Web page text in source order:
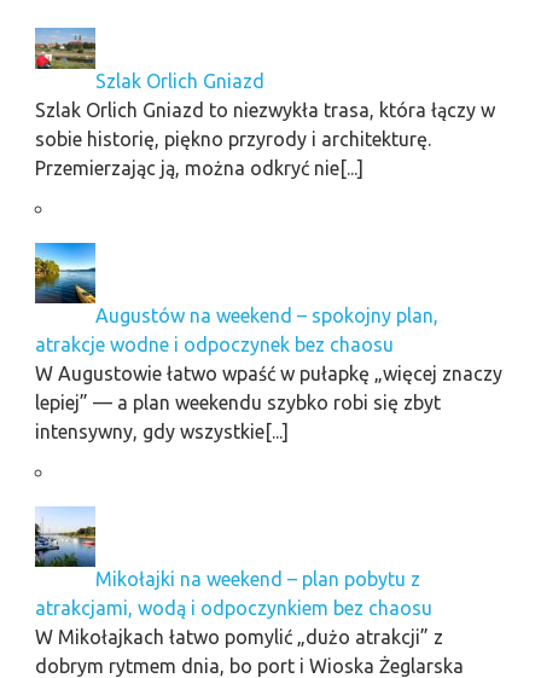
Szlak Orlich Gniazd
Szlak Orlich Gniazd to niezwykła trasa, która łączy w
sobie historię, piękno przyrody i architekturę.
Przemierzając ją, można odkryć nie[...]
Augustów na weekend – spokojny plan,
atrakcje wodne i odpoczynek bez chaosu
W Augustowie łatwo wpaść w pułapkę „więcej znaczy
lepiej” — a plan weekendu szybko robi się zbyt
intensywny, gdy wszystkie[...]
Mikołajki na weekend – plan pobytu z
atrakcjami, wodą i odpoczynkiem bez chaosu
W Mikołajkach łatwo pomylić „dużo atrakcji” z
dobrym rytmem dnia, bo port i Wioska Żeglarska